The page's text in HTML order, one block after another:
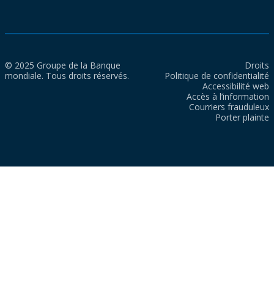
© 2025 Groupe de la Banque
mondiale. Tous droits réservés.
Droits
Politique de confidentialité
Accessibilité web
Accès à l’information
Courriers frauduleux
Porter plainte